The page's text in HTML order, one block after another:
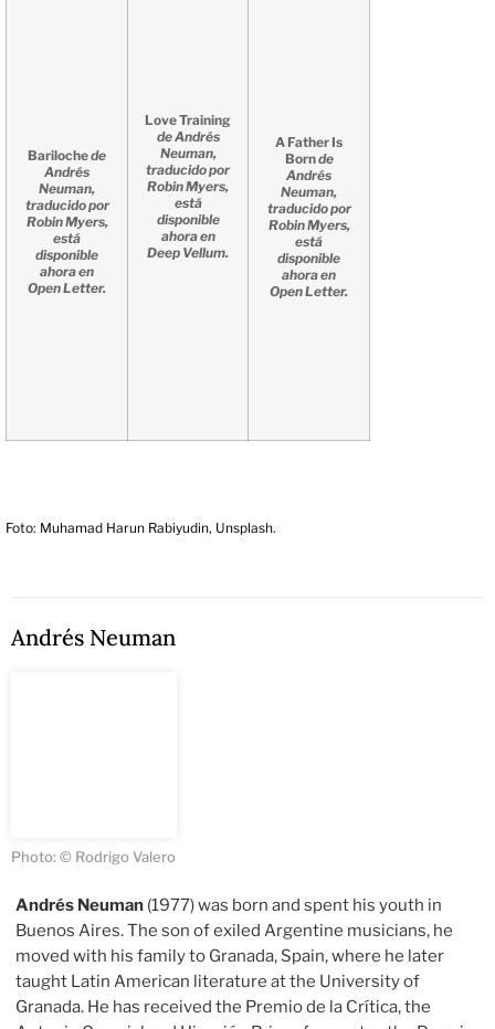
Barilochede
Andrés
Neuman,
traducido por
Robin Myers,
está
disponible
ahora en
Open Letter.
Love Training
de Andrés
Neuman,
traducido por
Robin Myers,
está
disponible
ahora en
Deep Vellum.
A Father Is
Bornde
Andrés
Neuman,
traducido por
Robin Myers,
está
disponible
ahora en
Open Letter.
Foto: Muhamad Harun Rabiyudin, Unsplash.
Andrés Neuman
Photo: © Rodrigo Valero
Andrés Neuman (1977) was born and spent his youth in
Buenos Aires. The son of exiled Argentine musicians, he
moved with his family to Granada, Spain, where he later
taught Latin American literature at the University of
Granada. He has received the Premio de la Crítica, the